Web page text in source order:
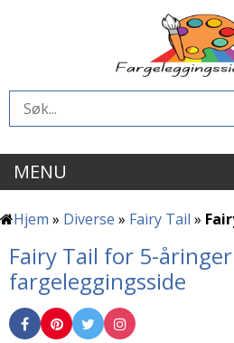
MENU
Hjem » Diverse » Fairy Tail »
Fairy Tail for 5-åringer
fargeleggingsside